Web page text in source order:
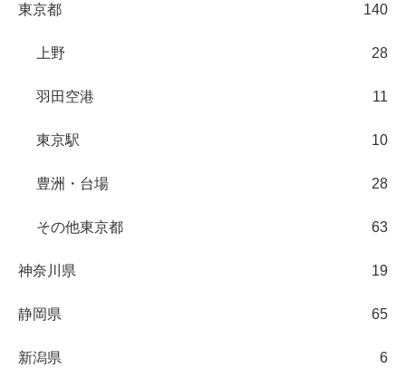
東京都 140
上野 28
羽田空港 11
東京駅 10
豊洲・台場 28
その他東京都 63
神奈川県 19
静岡県 65
新潟県 6